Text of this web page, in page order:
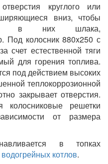
круглого или
вниз, чтобы
в них шлака,
Под колосник 880x250 с
счет естественной тяги
для горения топлива.
под действием высоких
теплокоррозионной
закрывает отверстия.
колосниковые решетки
от размера
в топках
водогрейных котлов.